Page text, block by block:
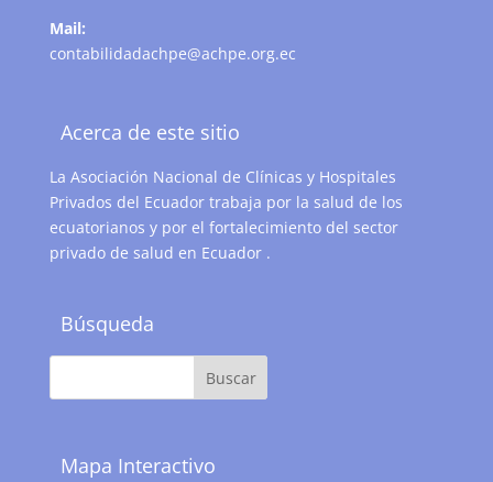
Mail:
contabilidadachpe@achpe.org.ec
Acerca de este sitio
La Asociación Nacional de Clínicas y Hospitales
Privados del Ecuador trabaja por la salud de los
ecuatorianos y por el fortalecimiento del sector
privado de salud en Ecuador .
Búsqueda
Mapa Interactivo